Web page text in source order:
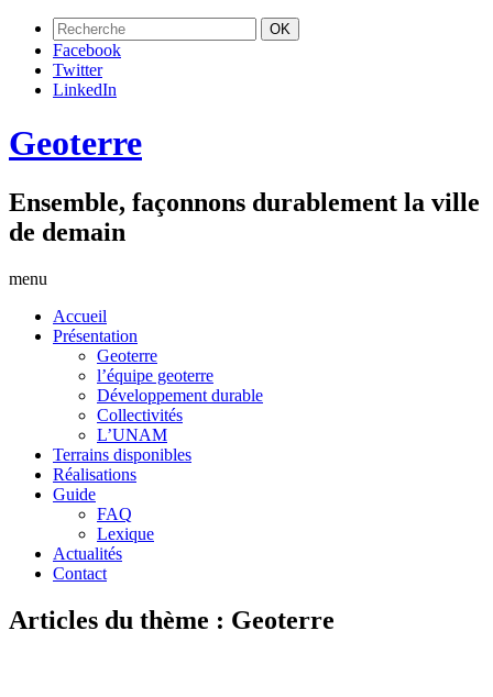
Facebook
Twitter
LinkedIn
Geoterre
Ensemble, façonnons durablement la ville
de demain
menu
Accueil
Présentation
Geoterre
l’équipe geoterre
Développement durable
Collectivités
L’UNAM
Terrains disponibles
Réalisations
Guide
FAQ
Lexique
Actualités
Contact
Articles du thème : Geoterre